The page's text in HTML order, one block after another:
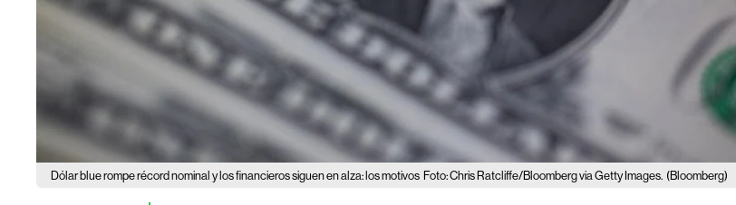
Dólar blue rompe récord nominal y los financieros siguen en alza: los motivos Foto: Chris Ratcliffe/Bloomberg via Getty Images. (Bloomberg)